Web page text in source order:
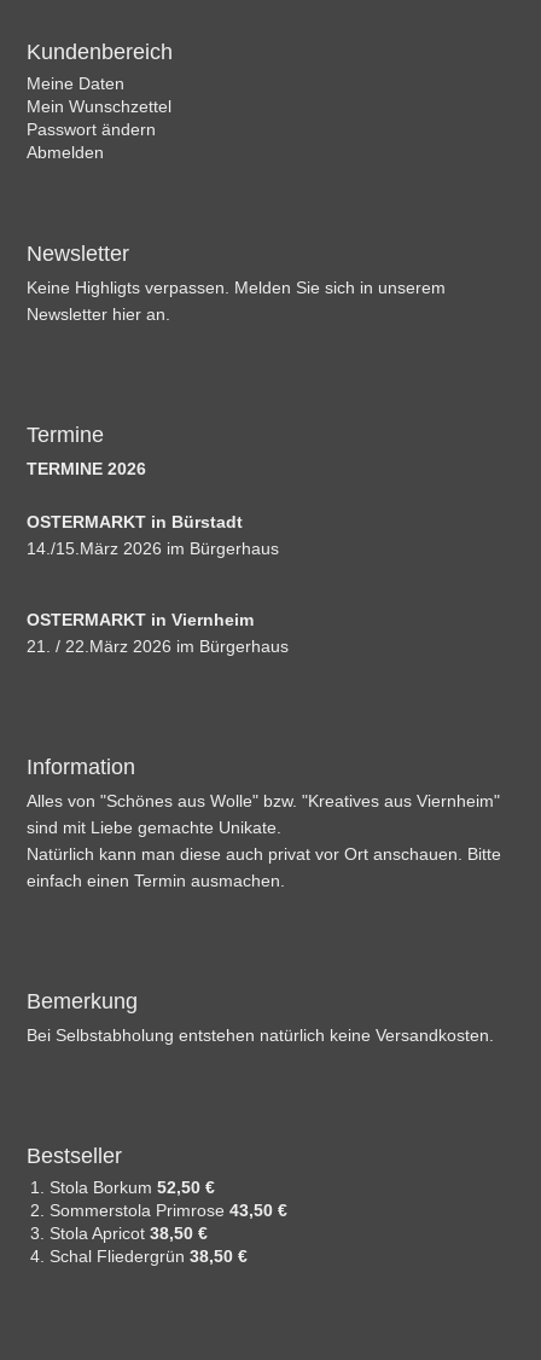
Kundenbereich
Meine Daten
Mein Wunschzettel
Passwort ändern
Abmelden
Newsletter
Keine Highligts verpassen. Melden Sie sich in unserem
Newsletter hier an.
Termine
TERMINE 2026
OSTERMARKT in Bürstadt
14./15.März 2026 im Bürgerhaus
OSTERMARKT in Viernheim
21. / 22.März 2026 im Bürgerhaus
Information
Alles von "Schönes aus Wolle" bzw. "Kreatives aus Viernheim"
sind mit Liebe gemachte Unikate.
Natürlich kann man diese auch privat vor Ort anschauen. Bitte
einfach einen Termin ausmachen.
Bemerkung
Bei Selbstabholung entstehen natürlich keine Versandkosten.
Bestseller
Stola Borkum52,50 €
Sommerstola Primrose43,50 €
Stola Apricot38,50 €
Schal Fliedergrün38,50 €